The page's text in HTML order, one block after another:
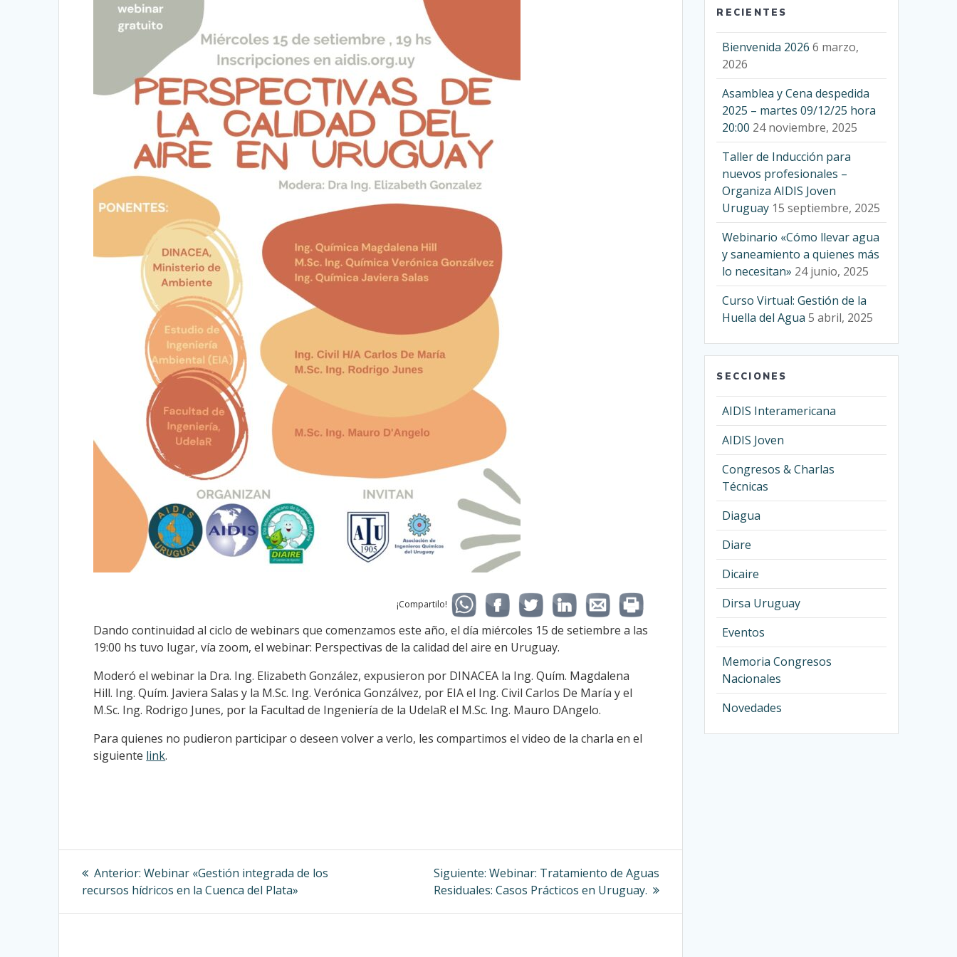
¡Compartilo!
Dando continuidad al ciclo de webinars que comenzamos este año, el día miércoles 15 de setiembre a las
19:00 hs tuvo lugar, vía zoom, el webinar: Perspectivas de la calidad del aire en Uruguay.
Moderó el webinar la Dra. Ing. Elizabeth González, expusieron por DINACEA la Ing. Quím. Magdalena
Hill. Ing. Quím. Javiera Salas y la M.Sc. Ing. Verónica Gonzálvez, por EIA el Ing. Civil Carlos De María y el
M.Sc. Ing. Rodrigo Junes, por la Facultad de Ingeniería de la UdelaR el M.Sc. Ing. Mauro DAngelo.
Para quienes no pudieron participar o deseen volver a verlo, les compartimos el video de la charla en el
siguiente link.
Navegación
de
Anterior: Entrada
anterior:
Webinar «Gestión integrada de los
recursos hídricos en la Cuenca del Plata»
Siguiente: Siguiente
entrada:
Webinar: Tratamiento de Aguas
Residuales: Casos Prácticos en Uruguay.
RECIENTES
Bienvenida 2026 6 marzo,
2026
Asamblea y Cena despedida
2025 – martes 09/12/25 hora
20:00 24 noviembre, 2025
Taller de Inducción para
nuevos profesionales –
Organiza AIDIS Joven
Uruguay 15 septiembre, 2025
Webinario «Cómo llevar agua
y saneamiento a quienes más
lo necesitan» 24 junio, 2025
Curso Virtual: Gestión de la
Huella del Agua 5 abril, 2025
SECCIONES
AIDIS Interamericana
AIDIS Joven
Congresos & Charlas
Técnicas
Diagua
Diare
Dicaire
Dirsa Uruguay
Eventos
Memoria Congresos
Nacionales
Novedades